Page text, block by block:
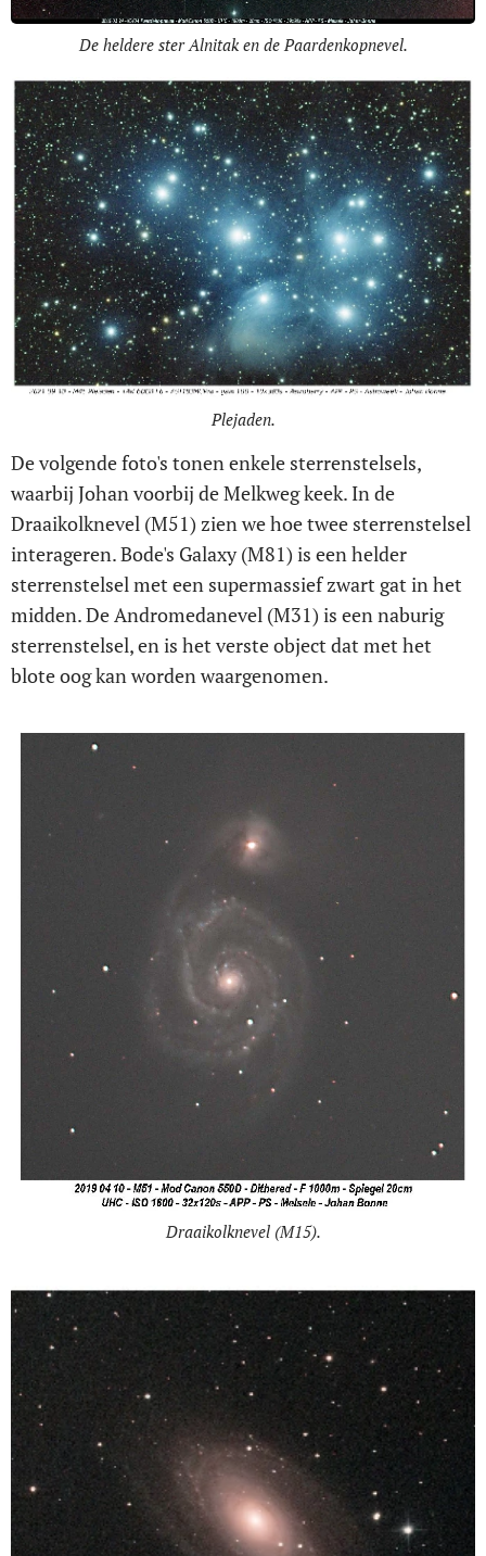
De heldere ster Alnitak en de Paardenkopnevel.
Plejaden.
De volgende foto's tonen enkele sterrenstelsels,
waarbij Johan voorbij de Melkweg keek. In de
Draaikolknevel (M51) zien we hoe twee sterrenstelsel
interageren. Bode's Galaxy (M81) is een helder
sterrenstelsel met een supermassief zwart gat in het
midden. De Andromedanevel (M31) is een naburig
sterrenstelsel, en is het verste object dat met het
blote oog kan worden waargenomen.
Draaikolknevel (M15).